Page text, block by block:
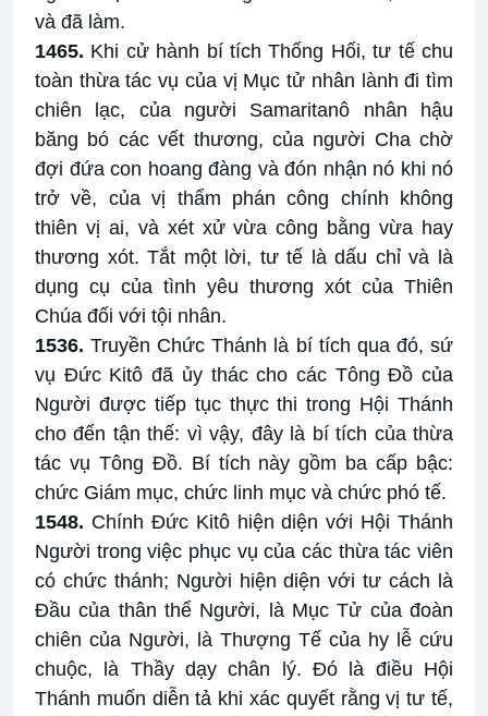
và đã làm.
1465. Khi cử hành bí tích Thống Hối, tư tế chu
toàn thừa tác vụ của vị Mục tử nhân lành đi tìm
chiên lạc, của người Samaritanô nhân hậu
băng bó các vết thương, của người Cha chờ
đợi đứa con hoang đàng và đón nhận nó khi nó
trở về, của vị thẩm phán công chính không
thiên vị ai, và xét xử vừa công bằng vừa hay
thương xót. Tắt một lời, tư tế là dấu chỉ và là
dụng cụ của tình yêu thương xót của Thiên
Chúa đối với tội nhân.
1536. Truyền Chức Thánh là bí tích qua đó, sứ
vụ Đức Kitô đã ủy thác cho các Tông Đồ của
Người được tiếp tục thực thi trong Hội Thánh
cho đến tận thế: vì vậy, đây là bí tích của thừa
tác vụ Tông Đồ. Bí tích này gồm ba cấp bậc:
chức Giám mục, chức linh mục và chức phó tế.
1548. Chính Đức Kitô hiện diện với Hội Thánh
Người trong việc phục vụ của các thừa tác viên
có chức thánh; Người hiện diện với tư cách là
Đầu của thân thể Người, là Mục Tử của đoàn
chiên của Người, là Thượng Tế của hy lễ cứu
chuộc, là Thầy dạy chân lý. Đó là điều Hội
Thánh muốn diễn tả khi xác quyết rằng vị tư tế,